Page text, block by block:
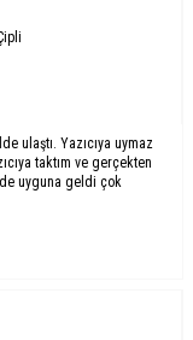
ulaştı. Yazıcıya uymaz
taktım ve gerçekten
uyguna geldi çok